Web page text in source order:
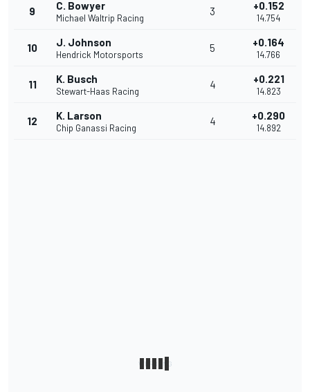
9 C. Bowyer
Michael Waltrip Racing
3 +0.152
14.754
10 J. Johnson
Hendrick Motorsports
5 +0.164
14.766
11 K. Busch
Stewart-Haas Racing
4 +0.221
14.823
12 K. Larson
Chip Ganassi Racing
4 +0.290
14.892